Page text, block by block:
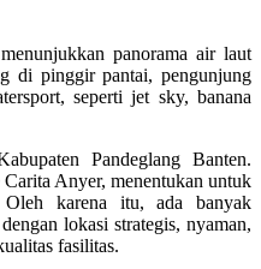
panorama air laut
di pinggir pantai, pengunjung
seperti jet sky, banana
Pandeglang Banten.
Anyer, menentukan untuk
Oleh karena itu, ada banyak
lokasi strategis, nyaman,
fasilitas.